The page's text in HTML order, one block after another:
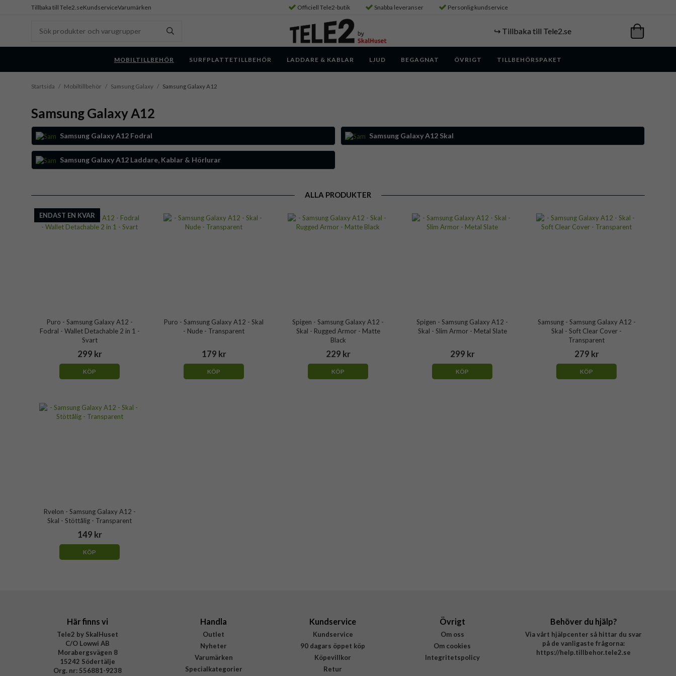
Tillbaka till Tele2.seKundserviceVarumärken Officiell Tele2-butik Snabba leveranser Personlig kundservice
↪️ Tillbaka till Tele2.se
MOBILTILLBEHÖR SURFPLATTETILLBEHÖR LADDARE & KABLAR LJUD BEGAGNAT ÖVRIGT TILLBEHÖRSPAKET
Startsida / Mobiltillbehör / Samsung Galaxy / Samsung Galaxy A12
Samsung Galaxy A12
Samsung Galaxy A12 Fodral Samsung Galaxy A12 Skal
Samsung Galaxy A12 Laddare, Kablar & Hörlurar
ALLA PRODUKTER
ENDAST EN KVAR
Puro - Samsung Galaxy A12 -
Fodral - Wallet Detachable 2 in 1 -
Svart
299 kr
KÖP
Puro - Samsung Galaxy A12 - Skal
- Nude - Transparent
179 kr
KÖP
Spigen - Samsung Galaxy A12 -
Skal - Rugged Armor - Matte
Black
229 kr
KÖP
Spigen - Samsung Galaxy A12 -
Skal - Slim Armor - Metal Slate
299 kr
KÖP
Samsung - Samsung Galaxy A12 -
Skal - Soft Clear Cover -
Transparent
279 kr
KÖP
Rvelon - Samsung Galaxy A12 -
Skal - Stöttålig - Transparent
149 kr
KÖP
Här finns vi
Tele2 by SkalHuset
C/O Lowwi AB
Morabergsvägen 8
15242 Södertälje
Org. nr: 556881-9238
Handla
Outlet
Nyheter
Varumärken
Specialkategorier
Kundservice
Kundservice
90 dagars öppet köp
Köpevillkor
Retur
Övrigt
Om oss
Om cookies
Integritetspolicy
Behöver du hjälp?
Via vårt hjälpcenter så hittar du svar
på de vanligaste frågorna:
https://help.tillbehor.tele2.se